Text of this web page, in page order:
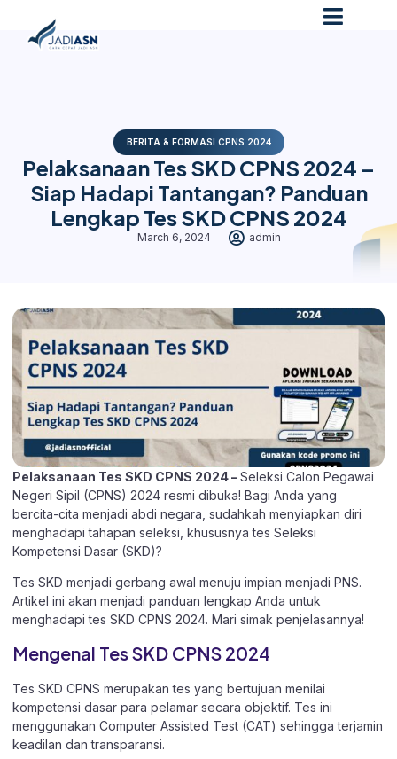
BERITA & FORMASI CPNS 2024
Pelaksanaan Tes SKD CPNS 2024 –
Siap Hadapi Tantangan? Panduan
Lengkap Tes SKD CPNS 2024
March 6, 2024 admin
Pelaksanaan Tes SKD CPNS 2024 –Seleksi Calon Pegawai
Negeri Sipil (CPNS) 2024 resmi dibuka! Bagi Anda yang
bercita-cita menjadi abdi negara, sudahkah menyiapkan diri
menghadapi tahapan seleksi, khususnya tes Seleksi
Kompetensi Dasar (SKD)?
Tes SKD menjadi gerbang awal menuju impian menjadi PNS.
Artikel ini akan menjadi panduan lengkap Anda untuk
menghadapi tes SKD CPNS 2024. Mari simak penjelasannya!
Mengenal Tes SKD CPNS 2024
Tes SKD CPNS merupakan tes yang bertujuan menilai
kompetensi dasar para pelamar secara objektif. Tes ini
menggunakan Computer Assisted Test (CAT) sehingga terjamin
keadilan dan transparansi.